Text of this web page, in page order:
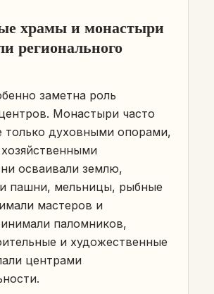
храмы и монастыри
регионального
заметна роль
Монастыри часто
только духовными опорами,
осваивали землю,
пашни, мельницы, рыбные
мастеров и
паломников,
и художественные
центрами